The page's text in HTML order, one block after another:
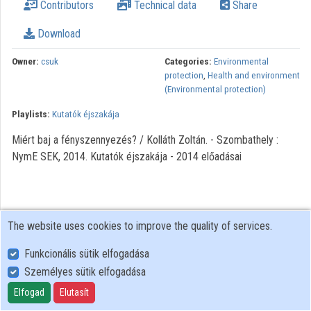
Organization playlists
Contributors Technical data Share
Download
Owner: csuk Categories: Environmental
protection, Health and environment
(Environmental protection)
Playlists: Kutatók éjszakája
Miért baj a fényszennyezés? / Kolláth Zoltán. - Szombathely :
NymE SEK, 2014. Kutatók éjszakája - 2014 előadásai
User Policy
Adatkezelési tájékoztató (en)
Cookie Policy
The website uses cookies to improve the quality of services.
Funkcionális sütik elfogadása
Személyes sütik elfogadása
Elfogad Elutasít